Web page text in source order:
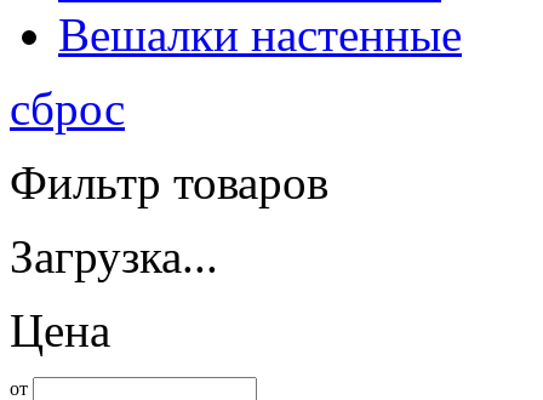
Вешалки настенные
сброс
Фильтр товаров
Загрузка...
Цена
от